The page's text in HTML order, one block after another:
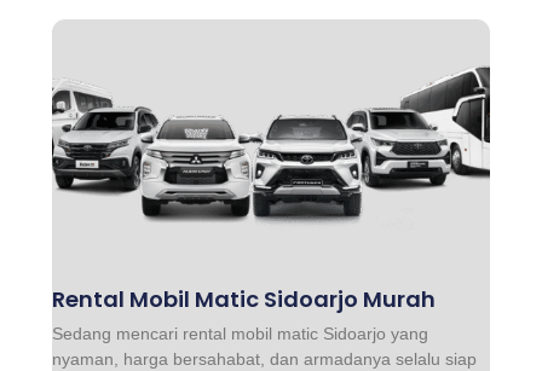
Rental Mobil Matic Sidoarjo Murah
Sedang mencari rental mobil matic Sidoarjo yang
nyaman, harga bersahabat, dan armadanya selalu siap